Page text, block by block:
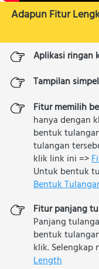
Adapun Fitur
Aplikasi ringan
Tampilan
Fitur memilih
hanya dengan
bentuk
tulangan
klik link ini =>
Bentuk
Fitur panjang
Panjang
bentuk
klik.
Length